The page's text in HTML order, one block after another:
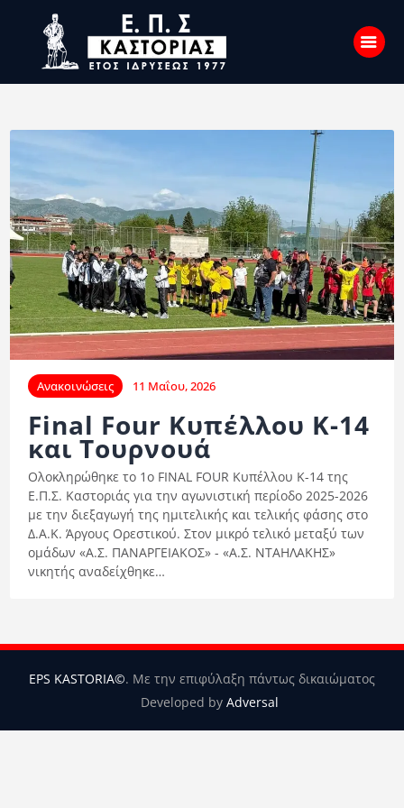
Αρχική
Επικοινωνία
Νέα
Η Ένωση
Πρωταθλήματα
Κύπελλο
Υποδομών
Ορισμοί Διαιτητών
Ποινές
Περισσότερα
Ανακοινώσεις 11 Μαΐου, 2026
Final Four Κυπέλλου Κ-14
και Τουρνουά
Ολοκληρώθηκε το 1o FINAL FOUR Κυπέλλου Κ-14 της
Ε.Π.Σ. Καστοριάς για την αγωνιστική περίοδο 2025-2026
με την διεξαγωγή της ημιτελικής και τελικής φάσης στο
Δ.Α.Κ. Άργους Ορεστικού. Στον μικρό τελικό μεταξύ των
ομάδων «Α.Σ. ΠΑΝΑΡΓΕΙΑΚΟΣ» - «Α.Σ. ΝΤΑΗΛΑΚΗΣ»
νικητής αναδείχθηκε…
EPS KASTORIA©. Με την επιφύλαξη πάντως δικαιώματος
Developed by Adversal